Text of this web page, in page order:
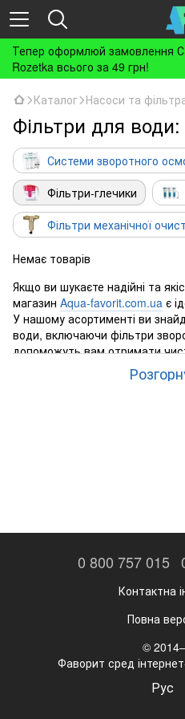
Тепер оформлюй замовлення
Rozetka всього за 49 грн!
Каталог Насоси та
Фільтри для
Системи зворотного
Фільтри-глечики
Фільтри механічної
Немає товарів
Якщо ви шукаєте надійні та
магазин Aqua-favorit.com.ua є
У нашому асортименті ви
води, включаючи фільтри
допоможуть вам отримати
пиття та господарських потреб.
технологій фільтрації води на
зворотного осмосу
різноманітні забруднення, такі
віруси, що робить воду
господарських потреб. Крім
осмосу допомагають зменшити
що робить її більш м'якою та
використовує воду.
Якщо ви хочете купити фільтр
0 800 757 015
Контактна
Повна
©
Фаворит сред
Рус